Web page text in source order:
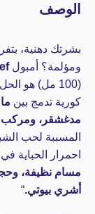
الوصف
بشرتك دهنية،
ومؤلمة؟ أمبول
(100 مل) هو
كورية تدمج بين
مدغشقر، ومركب
المسببة لحب
احمرار الحباية
أشري بيوتي.“